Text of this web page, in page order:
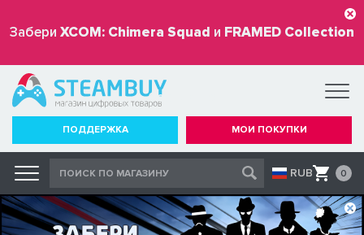
Забери XCOM: Chimera Squad и FRAMED Collection
бесплатно
ПОДДЕРЖКА МОИ ПОКУПКИ
RUB 0